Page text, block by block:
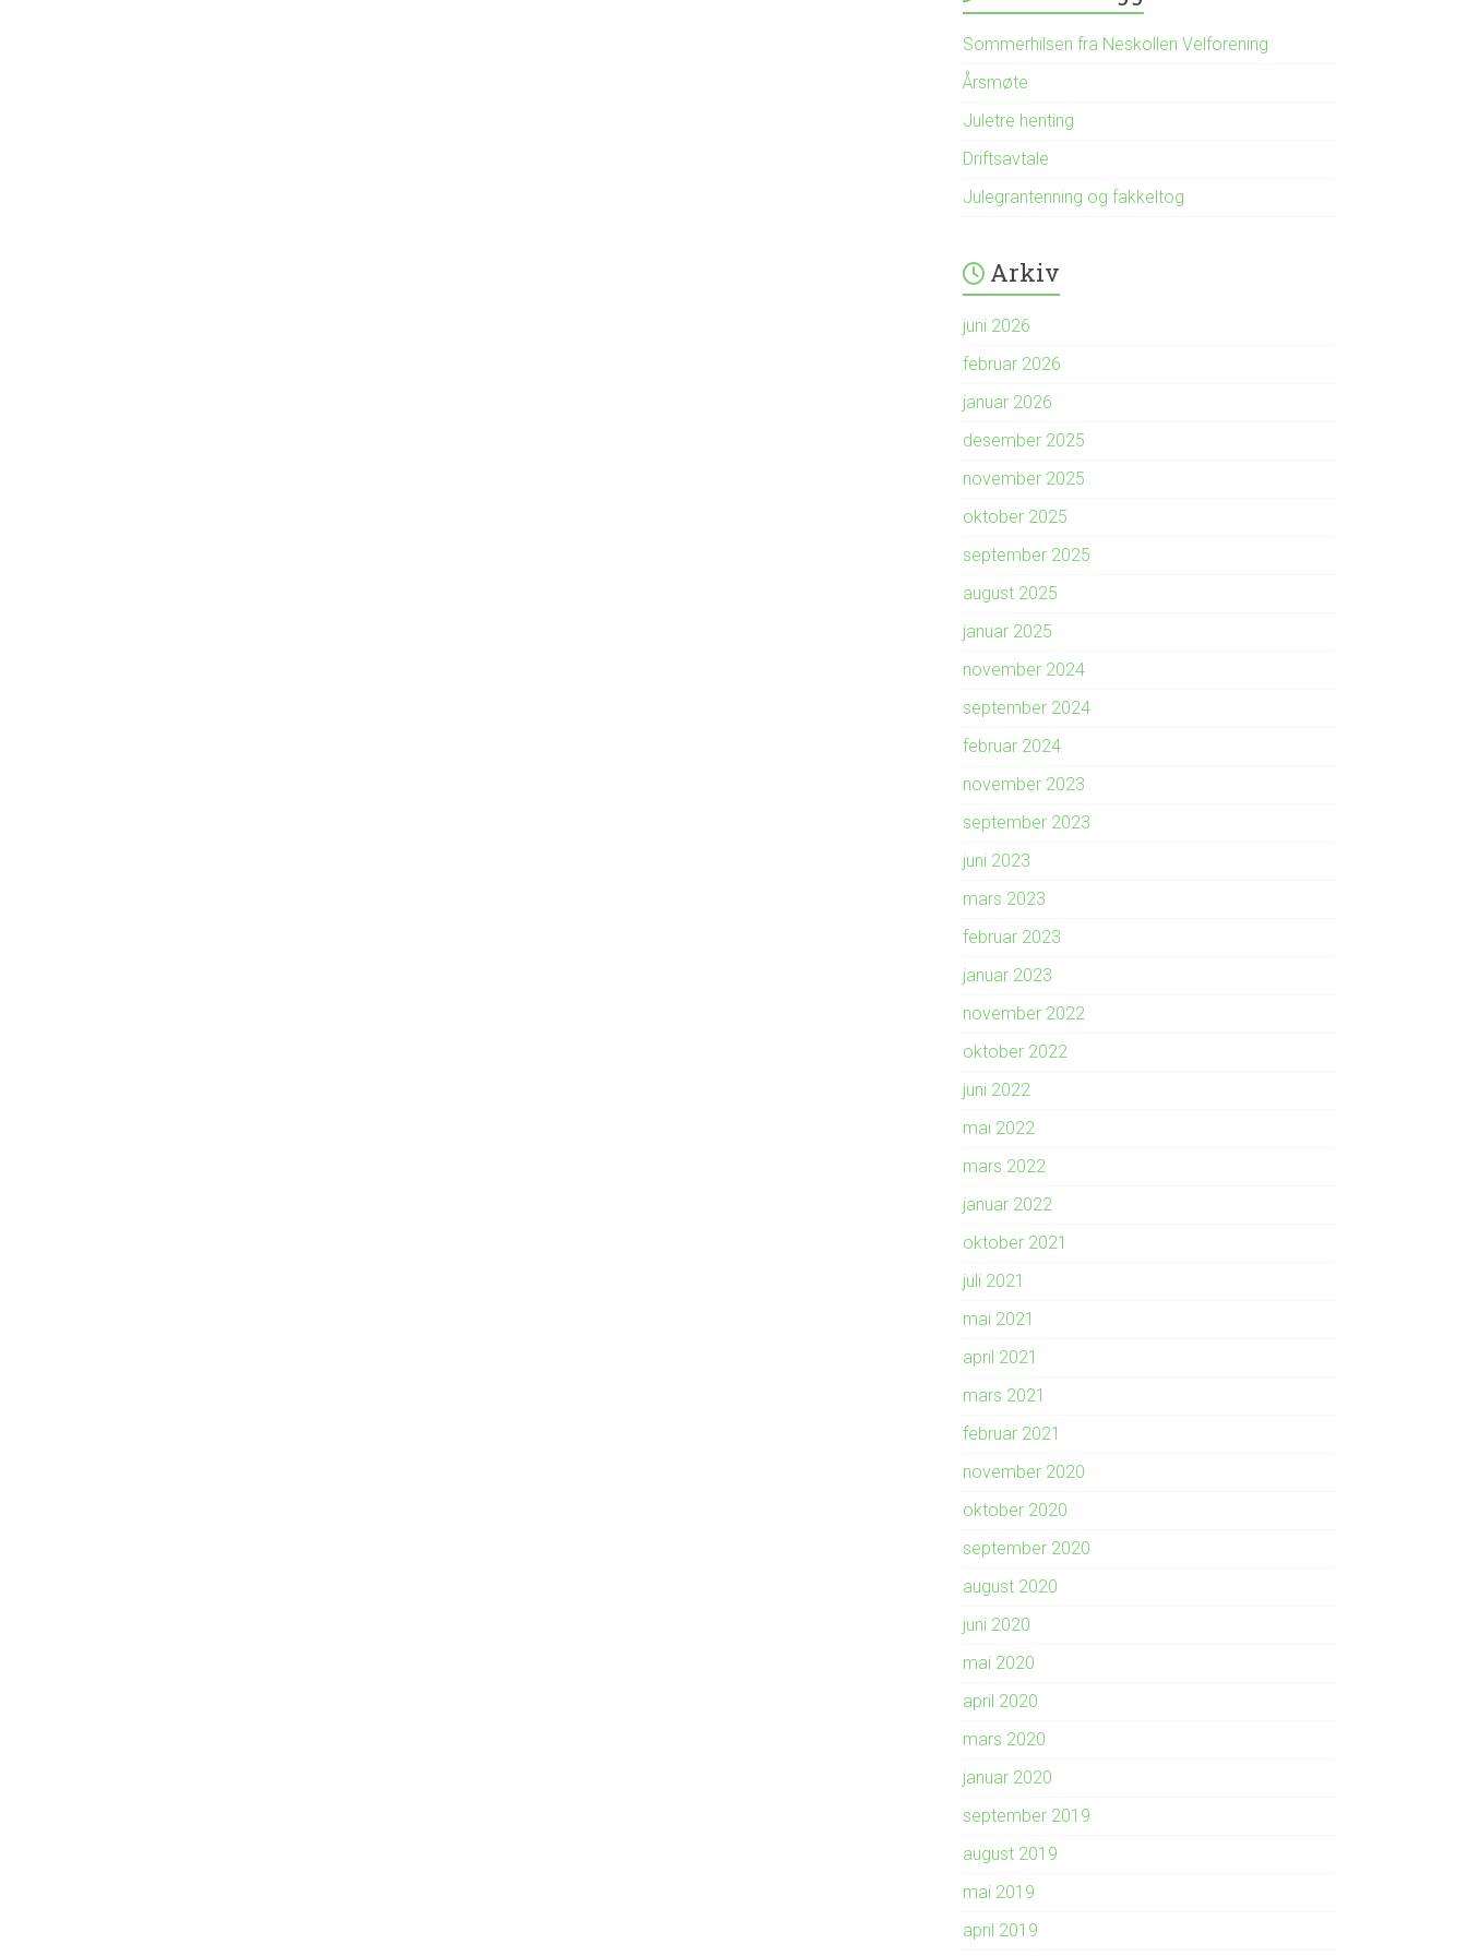
Sommerhilsen fra Neskollen Velforening
Årsmøte
Juletre henting
Driftsavtale
Julegrantenning og fakkeltog
Arkiv
juni 2026
februar 2026
januar 2026
desember 2025
november 2025
oktober 2025
september 2025
august 2025
januar 2025
november 2024
september 2024
februar 2024
november 2023
september 2023
juni 2023
mars 2023
februar 2023
januar 2023
november 2022
oktober 2022
juni 2022
mai 2022
mars 2022
januar 2022
oktober 2021
juli 2021
mai 2021
april 2021
mars 2021
februar 2021
november 2020
oktober 2020
september 2020
august 2020
juni 2020
mai 2020
april 2020
mars 2020
januar 2020
september 2019
august 2019
mai 2019
april 2019